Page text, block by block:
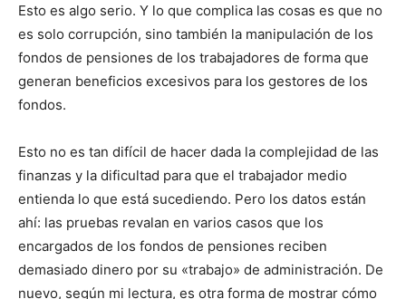
Esto es algo serio. Y lo que complica las cosas es que no
es solo corrupción, sino también la manipulación de los
fondos de pensiones de los trabajadores de forma que
generan beneficios excesivos para los gestores de los
fondos.
Esto no es tan difícil de hacer dada la complejidad de las
finanzas y la dificultad para que el trabajador medio
entienda lo que está sucediendo. Pero los datos están
ahí: las pruebas revalan en varios casos que los
encargados de los fondos de pensiones reciben
demasiado dinero por su «trabajo» de administración. De
nuevo, según mi lectura, es otra forma de mostrar cómo